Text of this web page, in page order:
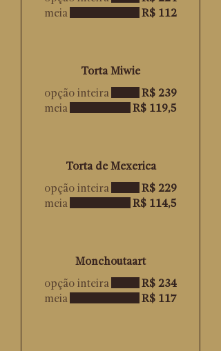
meia
R$ 112
Torta Miwie
opção inteira
R$ 239
meia
R$ 119,5
Torta de Mexerica
opção inteira
R$ 229
meia
R$ 114,5
Monchoutaart
opção inteira
R$ 234
meia
R$ 117